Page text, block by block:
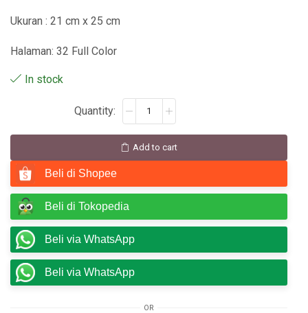
Ukuran : 21 cm x 25 cm
Halaman: 32 Full Color
In stock
Add to cart
Beli di Shopee
Beli di Tokopedia
Beli via WhatsApp
Beli via WhatsApp
OR